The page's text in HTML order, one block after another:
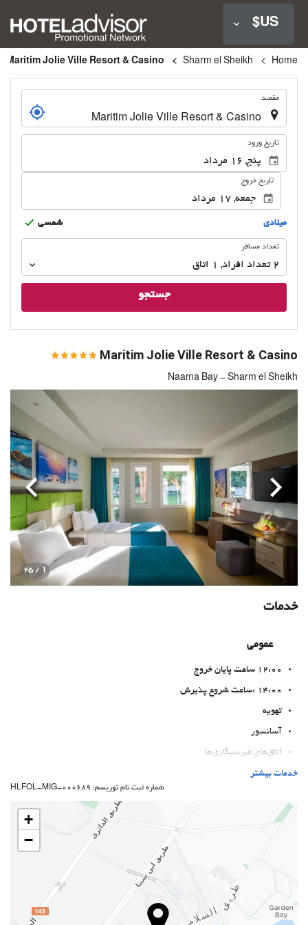
US$
Home
Sharm el Sheikh
مقصد
تاریخ ورود
تاریخ خروج
ميلادى شمسى
تعداد
تعداد مسافر
2 تعداد افراد ,
1 اتاق
جستجو
Maritim Jolie Ville Resort & Casino
Naama Bay - Sharm el Sheikh
1
/ 25
قبلی بعدی
خدمات
عمومی
12:00 ساعت پایان خروج
14:00 :ساعت شروع پذیرش
تهویه
آسانسور
اتاق‌های غیرسیگاری‌ها
منطقه سیگار کشیدن
بهداشت و سلامتی
Pool Bar
حوله مخصوص ساحل یا استخر
صندلیهای حمام آفتاب
چترهای آفتابی
خدمات بیشتر
شماره ثبت نام توریسم: HLFOL-MIG-000689
+
−